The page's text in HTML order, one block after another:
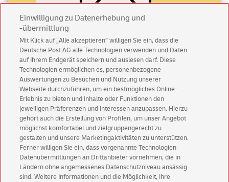
Abonnieren Sie unseren Newsletter
Immer informiert über exklusive Angebote und
Aktionen - jetzt mit Vorteil
Privatkundensichern sich einen5 € Gutschein
für POSTSCAN!
Geschäftskundenerhalten einen5 € Gutschein
für Briefmarke individuell!
Zur Newsletter-Anmeldung
Einwilligung zu Datenerhebung und
-übermittlung
Mit Klick auf „Alle akzeptieren” willigen Sie ein, dass die
Deutsche Post AG alle Technologien verwenden und Daten
auf Ihrem Endgerät speichern und auslesen darf. Diese
Technologien ermöglichen es, personenbezogene
Auswertungen zu Besuchen und Nutzung unserer
Webseite durchzuführen, um ein bestmögliches Online-
Erlebnis zu bieten und Inhalte oder Funktionen den
jeweiligen Präferenzen und Interessen anzupassen. Hierzu
gehört auch die Erstellung von Profilen, um unser Angebot
möglichst komfortabel und zielgruppengerecht zu
gestalten und unsere Marketingaktivitäten zu unterstützen.
Ferner willigen Sie ein, dass vorgenannte Technologien
Datenübermittlungen an Drittanbieter vornehmen, die in
Ländern ohne angemessenes Datenschutzniveau ansässig
sind. Weitere Informationen und die Möglichkeit, Ihre